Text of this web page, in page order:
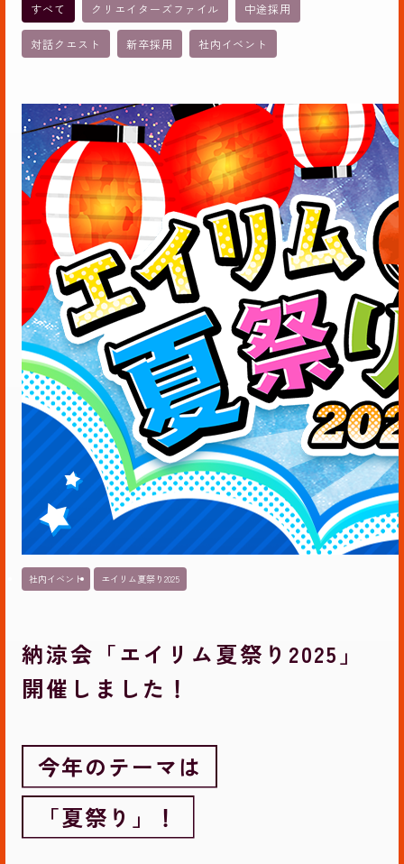
すべて クリエイターズファイル 中途採用
対話クエスト 新卒採用 社内イベント
社内イベント エイリム夏祭り2025
納涼会「エイリム夏祭り2025」
開催しました！
今年のテーマは
「夏祭り」！